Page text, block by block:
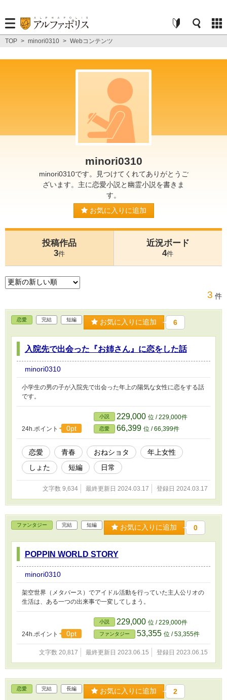
TOP > minori0310 > Webコンテンツ
minori0310
minori0310です。見つけてくれてありがとうご
ざいます。主に恋愛小説と幽霊小説を書きま
す。
お気に入りに追加
投稿作品
3件
近況ボード
4件
3 件
恋愛 完結 短編 お気に入りに追加 6
入院先で出会った『お姉さん』に恋をした話
minori0310
小学生の男の子が入院先で出会った年上の陽気な女性に恋をする話
です。
24h.ポイント 0pt
小説 229,000 位 / 229,000件
恋愛 66,399 位 / 66,399件
恋愛 青春 おねショタ
年上女性
しょた
短編 日常
文字数 9,634 最終更新日 2024.03.17 登録日 2024.03.17
ファンタジー 完結 短編 お気に入りに追加 0
POPPIN WORLD STORY
minori0310
架空世界（メタバース）でアイドル活動を行っていた主人公リオの
生活は、ある一つの出来事で一変してしまう。
24h.ポイント 0pt
小説 229,000 位 / 229,000件
ファンタジー 53,355 位 / 53,355件
文字数 20,817 最終更新日 2023.06.15 登録日 2023.06.15
恋愛 完結 長編 お気に入りに追加 2